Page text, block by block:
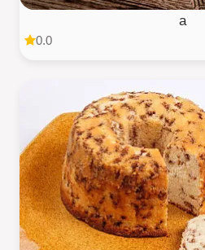
a
0.0